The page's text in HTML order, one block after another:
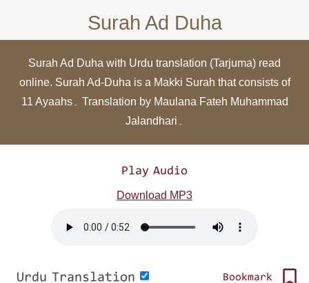
Surah Ad Duha
Surah Ad Duha with Urdu translation (Tarjuma) read
online. Surah Ad-Duha is a Makki Surah that consists of
11 Ayaahs۔ Translation by Maulana Fateh Muhammad
Play Audio
Download MP3
Urdu Translation